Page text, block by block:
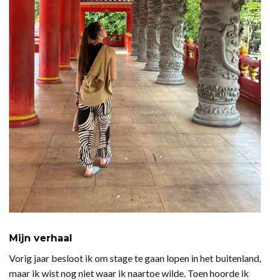
Mijn verhaal
Vorig jaar besloot ik om stage te gaan lopen in het buitenland,
maar ik wist nog niet waar ik naartoe wilde. Toen hoorde ik